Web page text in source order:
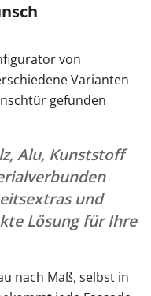
von
Varianten
gefunden
Alu, Kunststoff
und
Lösung für Ihre
nach Maß, selbst in